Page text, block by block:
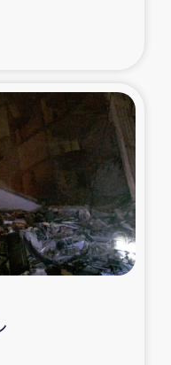
支援
ヒー畑改善事業
被災者支援
支援
カオ）事業